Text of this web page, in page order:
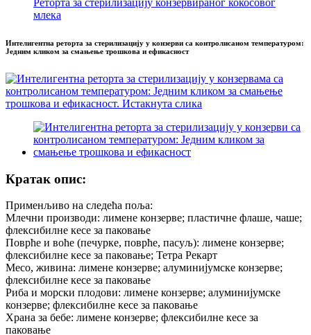
Реторта за стерилизацију конзервираног кокосовог
млека
Интелигентна реторта за стерилизацију у конзерви са контролисаном температуром:
Једним кликом за смањење трошкова и ефикасност
Кратак опис:
Применљиво на следећа поља:
Млечни производи: лимене конзерве; пластичне флаше, чаше;
флексибилне кесе за паковање
Поврће и воће (печурке, поврће, пасуљ): лимене конзерве;
флексибилне кесе за паковање; Тетра Рекарт
Месо, живина: лимене конзерве; алуминијумске конзерве;
флексибилне кесе за паковање
Риба и морски плодови: лимене конзерве; алуминијумске
конзерве; флексибилне кесе за паковање
Храна за бебе: лимене конзерве; флексибилне кесе за
паковање